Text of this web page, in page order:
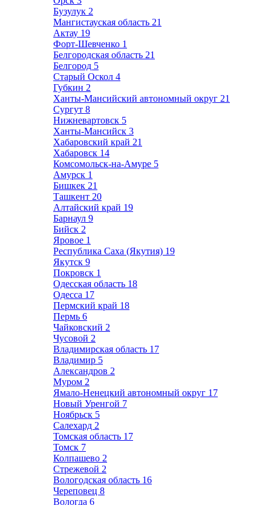
Бузулук 2
Мангистауская область 21
Актау 19
Форт-Шевченко 1
Белгородская область 21
Белгород 5
Старый Оскол 4
Губкин 2
Ханты-Мансийский автономный округ 21
Сургут 8
Нижневартовск 5
Ханты-Мансийск 3
Хабаровский край 21
Хабаровск 14
Комсомольск-на-Амуре 5
Амурск 1
Бишкек 21
Ташкент 20
Алтайский край 19
Барнаул 9
Бийск 2
Яровое 1
Республика Саха (Якутия) 19
Якутск 9
Покровск 1
Одесская область 18
Одесса 17
Пермский край 18
Пермь 6
Чайковский 2
Чусовой 2
Владимирская область 17
Владимир 5
Александров 2
Муром 2
Ямало-Ненецкий автономный округ 17
Новый Уренгой 7
Ноябрьск 5
Салехард 2
Томская область 17
Томск 7
Колпашево 2
Стрежевой 2
Вологодская область 16
Череповец 8
Вологда 6